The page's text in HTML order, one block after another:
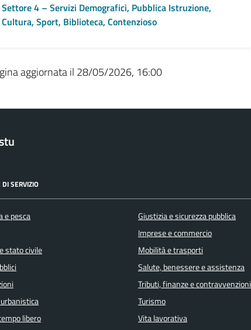
Settore 4 – Servizi Demografici, Pubblica Istruzione,
Cultura, Sport, Biblioteca, Contenzioso
aggiornata il 28/05/2026, 16:00
DI SERVIZIO
e pesca
stato civile
libero
Giustizia e sicurezza pubblica
Imprese e commercio
Mobilità e trasporti
Salute, benessere e assistenza
Tributi, finanze e contravvenzioni
Turismo
Vita lavorativa